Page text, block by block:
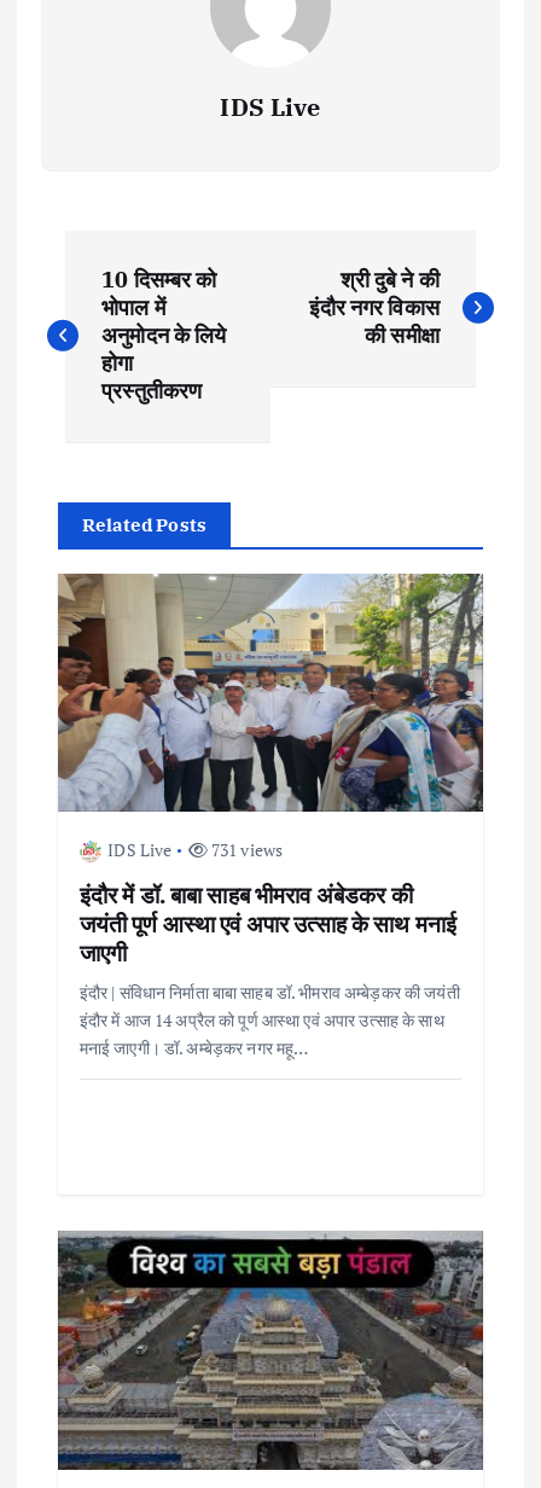
IDS Live
o
n
a
v
g
a
10 दिसम्बर को
भोपाल में
अनुमोदन के लिये
होगा
प्रस्तुतीकरण
श्री दुबे ने की
इंदौर नगर विकास
की समीक्षा
Related Posts
IDS Live 731 views
इंदौर में डॉ. बाबा साहब भीमराव अंबेडकर की
जयंती पूर्ण आस्था एवं अपार उत्साह के साथ मनाई
जाएगी
इंदौर | संविधान निर्माता बाबा साहब डॉ. भीमराव अम्बेड़कर की जयंती
इंदौर में आज 14 अप्रैल को पूर्ण आस्था एवं अपार उत्साह के साथ
मनाई जाएगी। डॉ. अम्बेड़कर नगर महू…